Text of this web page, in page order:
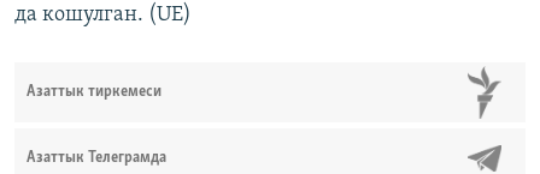
да кошулган. (UE)
Азаттык тиркемеси
Азаттык Телеграмда